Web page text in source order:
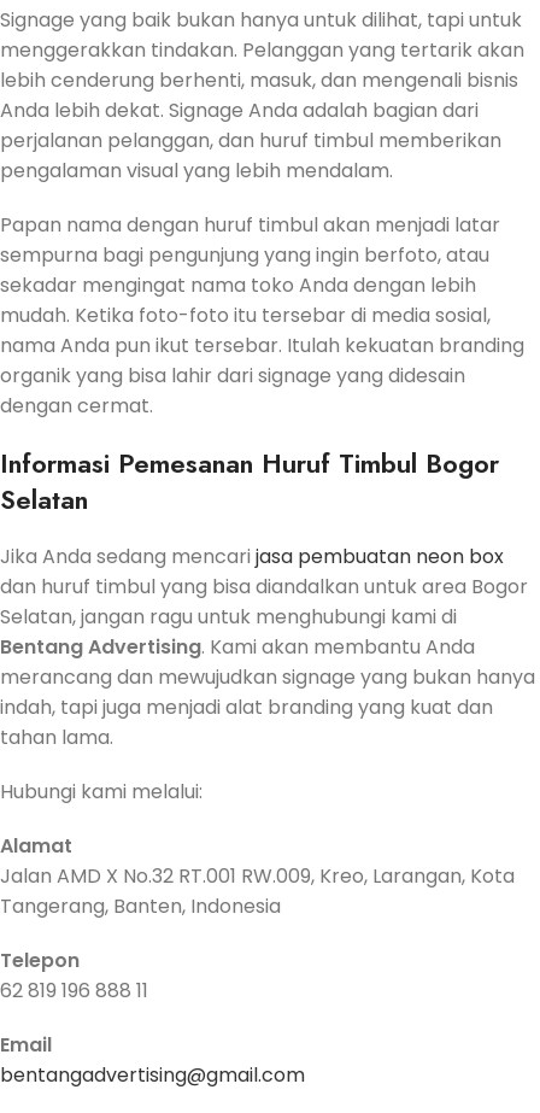
Signage yang baik bukan hanya untuk dilihat, tapi untuk
menggerakkan tindakan. Pelanggan yang tertarik akan
lebih cenderung berhenti, masuk, dan mengenali bisnis
Anda lebih dekat. Signage Anda adalah bagian dari
perjalanan pelanggan, dan huruf timbul memberikan
pengalaman visual yang lebih mendalam.
Papan nama dengan huruf timbul akan menjadi latar
sempurna bagi pengunjung yang ingin berfoto, atau
sekadar mengingat nama toko Anda dengan lebih
mudah. Ketika foto-foto itu tersebar di media sosial,
nama Anda pun ikut tersebar. Itulah kekuatan branding
organik yang bisa lahir dari signage yang didesain
dengan cermat.
Informasi Pemesanan Huruf Timbul Bogor
Selatan
Jika Anda sedang mencari jasa pembuatan neon box
dan huruf timbul yang bisa diandalkan untuk area Bogor
Selatan, jangan ragu untuk menghubungi kami di
Bentang Advertising. Kami akan membantu Anda
merancang dan mewujudkan signage yang bukan hanya
indah, tapi juga menjadi alat branding yang kuat dan
tahan lama.
Hubungi kami melalui:
Alamat
Jalan AMD X No.32 RT.001 RW.009, Kreo, Larangan, Kota
Tangerang, Banten, Indonesia
Telepon
62 819 196 888 11
Email
bentangadvertising@gmail.com